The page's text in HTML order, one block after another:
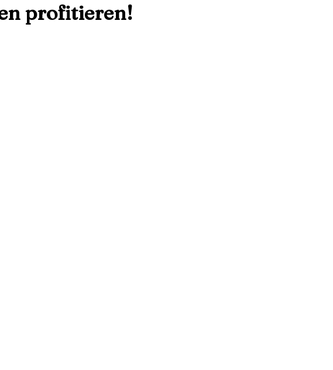
profitieren!